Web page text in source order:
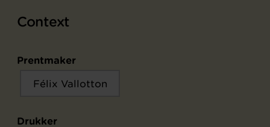
Context
Prentmaker
Félix Vallotton
Drukker